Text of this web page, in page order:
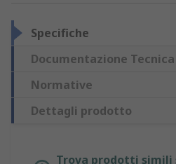
Specifiche
Documentazione Tecnica
Normative
Dettagli prodotto
Trova prodotti simili